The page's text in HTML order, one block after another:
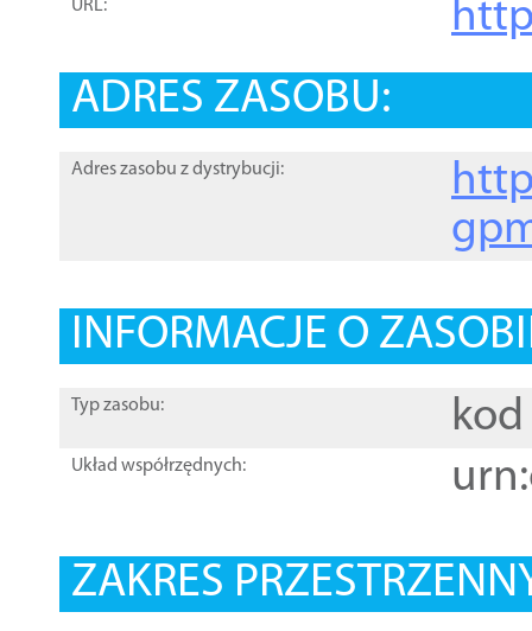
URL:
ADRES ZASOBU:
Adres zasobu z dystrybucji:
INFORMACJE O
Typ zasobu: kod
Układ współrzędnych:
ZAKRES